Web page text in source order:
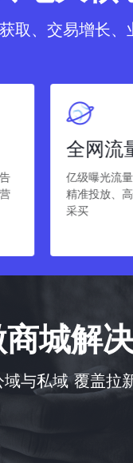
取、交易增长
流量
光流量、人群
放、高性价比
商城解
域与私域 覆盖拉